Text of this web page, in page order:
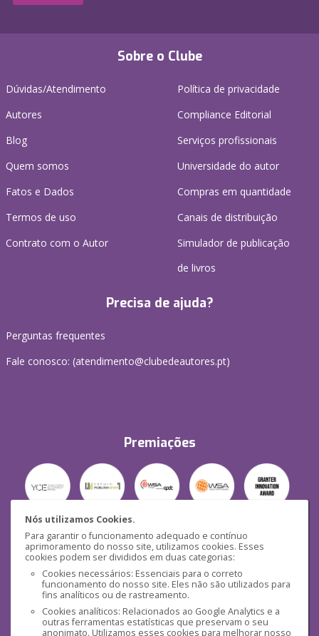
Nós utilizamos Cookies.
Para garantir o funcionamento adequado e contínuo
aprimoramento do nosso site, utilizamos cookies. Esses
cookies podem ser divididos em duas categorias:
Cookies necessários: Essenciais para o correto
funcionamento do nosso site. Eles não são utilizados para
fins analíticos ou de rastreamento.
Cookies analíticos: Relacionados ao Google Analytics e a
outras ferramentas estatísticas que preservam o seu
anonimato. Utilizamos esses cookies para melhorar nosso
Sobre o Clube
Dúvidas/Atendimento
Autores
Blog
Quem somos
Fatos e Dados
Termos de uso
Contrato com o Autor
Política de privacidade
Compliance Editorial
Serviços profissionais
Universidade do autor
Compras em quantidade
Canais de distribuição
Simulador de publicação
de livros
Precisa de ajuda?
Perguntas frequentes
Fale conosco: (atendimento@clubedeautores.pt)
Premiações
Segurança